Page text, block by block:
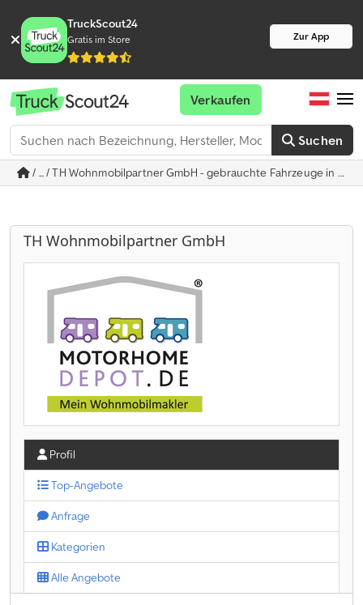
TruckScout24
Gratis im Store Zur App
Suchen
Verkaufen
/ ... / TH Wohnmobilpartner GmbH - gebrauchte Fahrzeuge in
TH Wohnmobilpartner GmbH
Profil
Top-Angebote
Anfrage
Kategorien
Alle Angebote